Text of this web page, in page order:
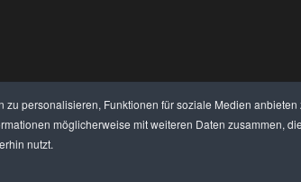
personalisieren, Funktionen für soziale Medien
möglicherweise mit weiteren Daten
nutzt.
JOBS UMFRAGE